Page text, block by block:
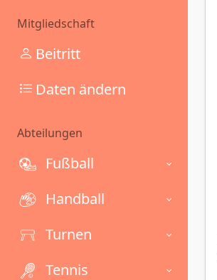
Mitgliedschaft
Beitritt
Daten ändern
Abteilungen
Fußball
Handball
Turnen
Tennis